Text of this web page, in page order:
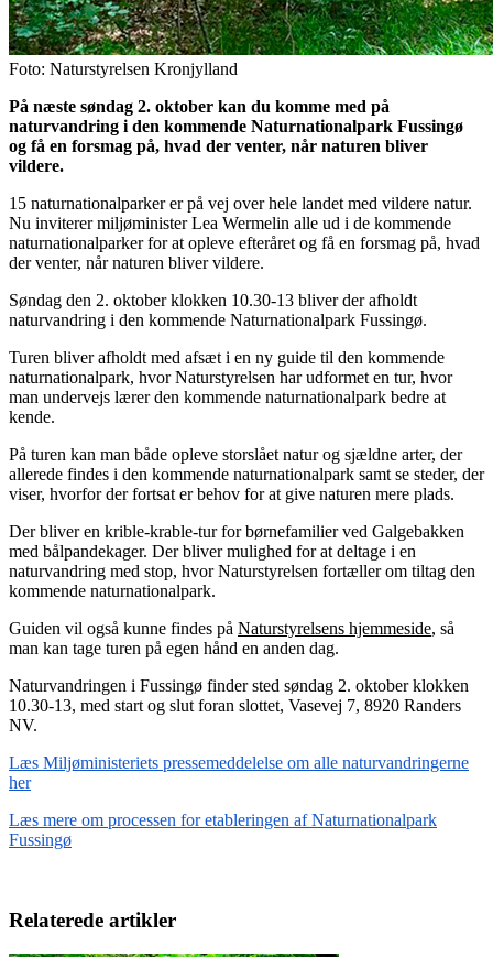
Foto: Naturstyrelsen Kronjylland
På næste søndag 2. oktober kan du komme med på
naturvandring i den kommende Naturnationalpark Fussingø
og få en forsmag på, hvad der venter, når naturen bliver
vildere.
15 naturnationalparker er på vej over hele landet med vildere natur.
Nu inviterer miljøminister Lea Wermelin alle ud i de kommende
naturnationalparker for at opleve efteråret og få en forsmag på, hvad
der venter, når naturen bliver vildere.
Søndag den 2. oktober klokken 10.30-13 bliver der afholdt
naturvandring i den kommende Naturnationalpark Fussingø.
Turen bliver afholdt med afsæt i en ny guide til den kommende
naturnationalpark, hvor Naturstyrelsen har udformet en tur, hvor
man undervejs lærer den kommende naturnationalpark bedre at
kende.
På turen kan man både opleve storslået natur og sjældne arter, der
allerede findes i den kommende naturnationalpark samt se steder, der
viser, hvorfor der fortsat er behov for at give naturen mere plads.
Der bliver en krible-krable-tur for børnefamilier ved Galgebakken
med bålpandekager. Der bliver mulighed for at deltage i en
naturvandring med stop, hvor Naturstyrelsen fortæller om tiltag den
kommende naturnationalpark.
Guiden vil også kunne findes på Naturstyrelsens hjemmeside, så
man kan tage turen på egen hånd en anden dag.
Naturvandringen i Fussingø finder sted søndag 2. oktober klokken
10.30-13, med start og slut foran slottet, Vasevej 7, 8920 Randers
NV.
Læs Miljøministeriets pressemeddelelse om alle naturvandringerne
her
Læs mere om processen for etableringen af Naturnationalpark
Fussingø
Relaterede artikler